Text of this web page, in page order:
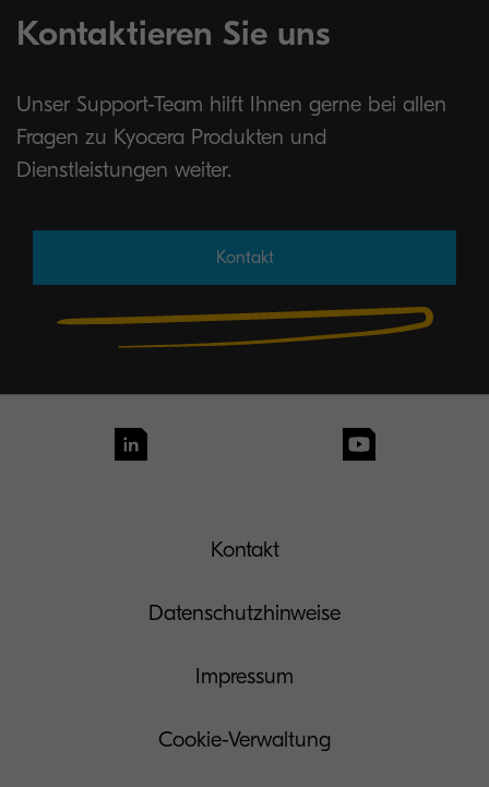
Kontaktieren Sie uns
Unser Support-Team hilft Ihnen gerne bei allen
Fragen zu Kyocera Produkten und
Dienstleistungen weiter.
Kontakt
Kontakt
Datenschutzhinweise
Impressum
Cookie-Verwaltung